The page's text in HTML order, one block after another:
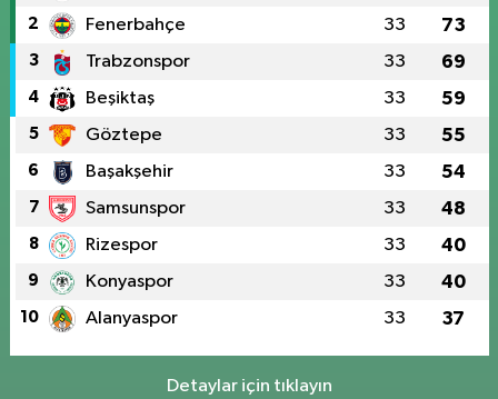
2 Fenerbahçe 33 73
3 Trabzonspor 33 69
4 Beşiktaş 33 59
5 Göztepe 33 55
6 Başakşehir 33 54
7 Samsunspor 33 48
8 Rizespor 33 40
9 Konyaspor 33 40
10 Alanyaspor 33 37
Detaylar için tıklayın